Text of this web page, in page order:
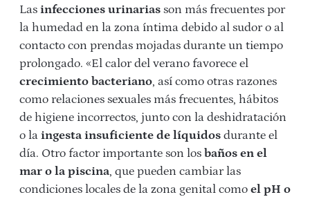
Las infecciones urinarias son más frecuentes por
la humedad en la zona íntima debido al sudor o al
contacto con prendas mojadas durante un tiempo
prolongado. «El calor del verano favorece el
crecimiento bacteriano, así como otras razones
como relaciones sexuales más frecuentes, hábitos
de higiene incorrectos, junto con la deshidratación
o la ingesta insuficiente de líquidos durante el
día. Otro factor importante son los baños en el
mar o la piscina, que pueden cambiar las
condiciones locales de la zona genital como el pH o